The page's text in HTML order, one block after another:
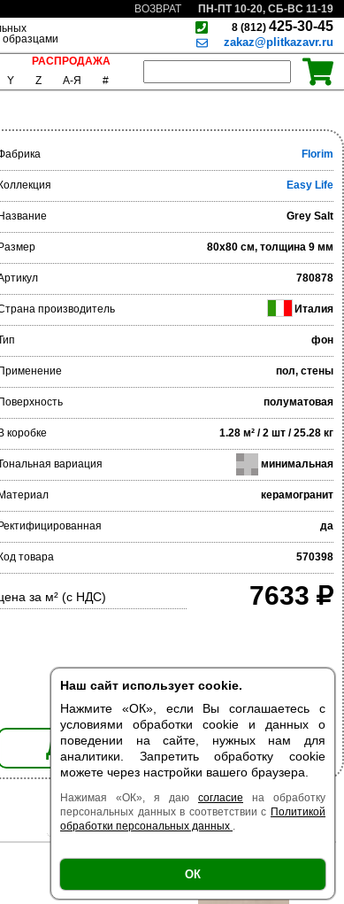
Наш сайт использует cookie.
Нажмите «ОК», если Вы соглашаетесь с
условиями обработки cookie и данных о
поведении на сайте, нужных нам для
аналитики. Запретить обработку cookie
можете через настройки вашего браузера.
Нажимая «ОК», я даю согласие на обработку
персональных данных в соответствии с Политикой
обработки персональных данных .
ОК
ВОЗВРАТ
ПН-ПТ 10-20, СБ-ВС 11-19
образцами
8 (812) 425-30-45
zakaz@plitkazavr.ru
РАСПРОДАЖА
Y Z А-Я #
Florim
Коллекция Easy Life
Название Grey Salt
Размер 80x80 см, толщина 9 мм
780878
производитель Италия
фон
Применение пол, стены
Поверхность полуматовая
В коробке 1.28 м² / 2 шт / 25.28 кг
вариация минимальная
Материал керамогранит
Ректифицированная да
Код товара 570398
за м² (с НДС) 7633
ДОБАВИТЬ В КОРЗИНУ
Есть образец | Поверхность |